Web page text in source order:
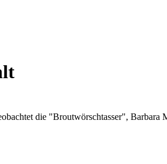
die "Broutwörschtasser", Barbara